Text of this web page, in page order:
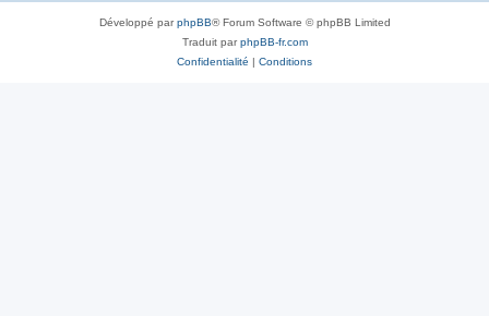
Développé parphpBB® Forum Software © phpBB Limited
Traduit parphpBB-fr.com
Confidentialité | Conditions